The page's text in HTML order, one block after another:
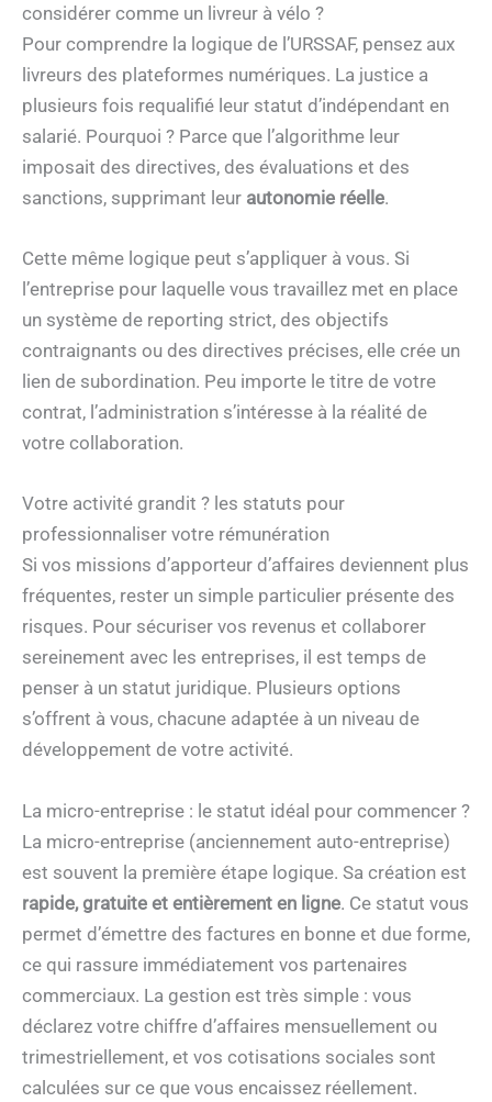
considérer comme un livreur à vélo ?
Pour comprendre la logique de l’URSSAF, pensez aux
livreurs des plateformes numériques. La justice a
plusieurs fois requalifié leur statut d’indépendant en
salarié. Pourquoi ? Parce que l’algorithme leur
imposait des directives, des évaluations et des
sanctions, supprimant leur autonomie réelle.
Cette même logique peut s’appliquer à vous. Si
l’entreprise pour laquelle vous travaillez met en place
un système de reporting strict, des objectifs
contraignants ou des directives précises, elle crée un
lien de subordination. Peu importe le titre de votre
contrat, l’administration s’intéresse à la réalité de
votre collaboration.
Votre activité grandit ? les statuts pour
professionnaliser votre rémunération
Si vos missions d’apporteur d’affaires deviennent plus
fréquentes, rester un simple particulier présente des
risques. Pour sécuriser vos revenus et collaborer
sereinement avec les entreprises, il est temps de
penser à un statut juridique. Plusieurs options
s’offrent à vous, chacune adaptée à un niveau de
développement de votre activité.
La micro-entreprise : le statut idéal pour commencer ?
La micro-entreprise (anciennement auto-entreprise)
est souvent la première étape logique. Sa création est
rapide, gratuite et entièrement en ligne. Ce statut vous
permet d’émettre des factures en bonne et due forme,
ce qui rassure immédiatement vos partenaires
commerciaux. La gestion est très simple : vous
déclarez votre chiffre d’affaires mensuellement ou
trimestriellement, et vos cotisations sociales sont
calculées sur ce que vous encaissez réellement.